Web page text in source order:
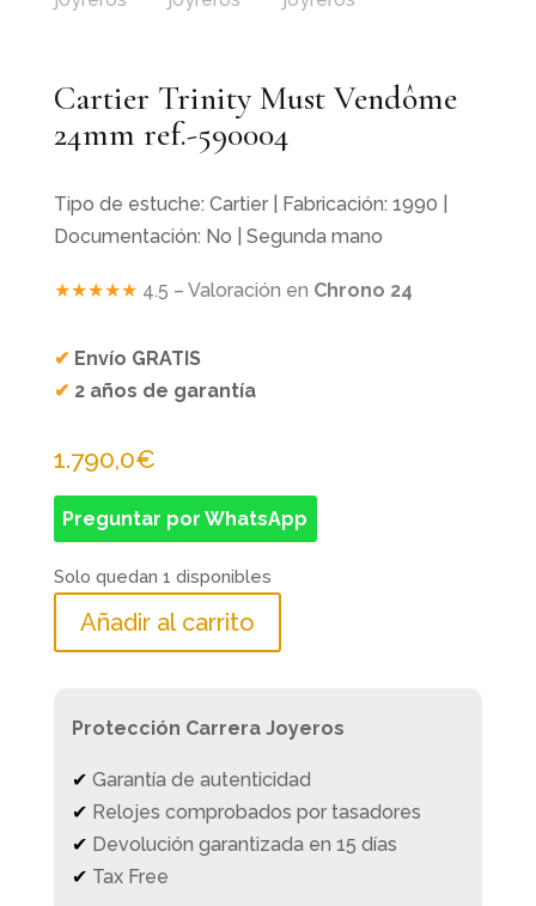
Cartier Trinity Must Vendôme
24mm ref.-590004
Tipo de estuche: Cartier | Fabricación: 1990 |
Documentación: No | Segunda mano
★★★★★ 4.5 – Valoración en Chrono 24
✔ Envío GRATIS
✔ 2 años de garantía
1.790,0€
Preguntar por WhatsApp
Solo quedan 1 disponibles
Añadir al carrito
Protección Carrera Joyeros
✔ Garantía de autenticidad
✔ Relojes comprobados por tasadores
✔ Devolución garantizada en 15 días
✔ Tax Free